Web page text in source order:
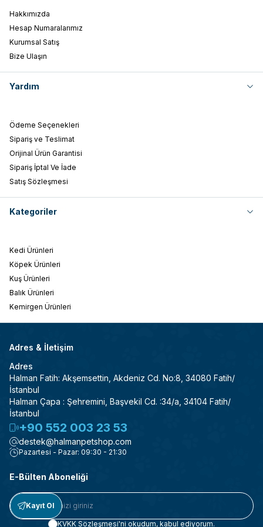
Hakkımızda
Hesap Numaralarımız
Kurumsal Satış
Bize Ulaşın
Yardım
Ödeme Seçenekleri
Sipariş ve Teslimat
Orijinal Ürün Garantisi
Sipariş İptal Ve İade
Satış Sözleşmesi
Kategoriler
Kedi Ürünleri
Köpek Ürünleri
Kuş Ürünleri
Balık Ürünleri
Kemirgen Ürünleri
Adres & İletişim
Adres
Halman Fatih: Akşemsettin, Akdeniz Cd. No:8, 34080 Fatih/
İstanbul
Halman Çapa : Şehremini, Başvekil Cd. :34/a, 34104 Fatih/
İstanbul
+90 552 003 23 53
destek@halmanpetshop.com
Pazartesi - Pazar: 09:30 - 21:30
E-Bülten Aboneliği
Kayıt Ol
KVKK Sözleşmesi'ni okudum, kabul ediyorum.